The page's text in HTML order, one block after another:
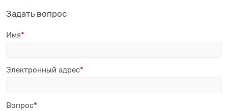
Задать вопрос
Имя
Электронный адрес
Вопрос